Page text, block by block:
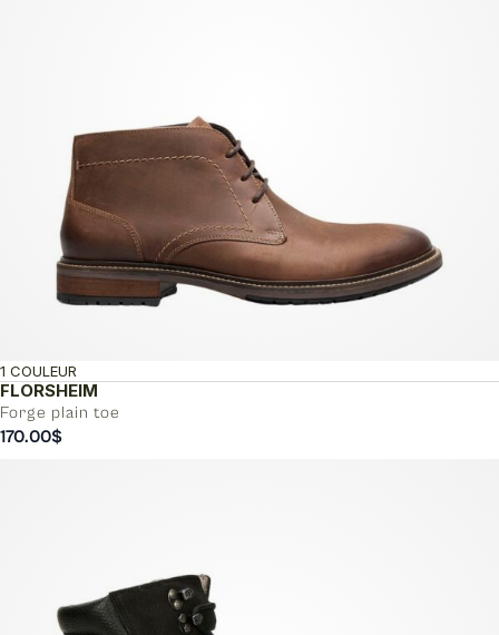
FLORSHEIM
Forge plain toe
1 COULEUR
170.00$